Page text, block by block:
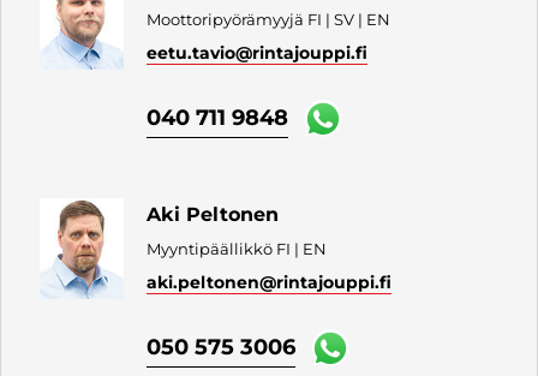
Moottoripyörämyyjä FI | SV | EN
eetu.tavio@rintajouppi.fi
040 711 9848
Aki Peltonen
Myyntipäällikkö FI | EN
aki.peltonen@rintajouppi.fi
050 575 3006